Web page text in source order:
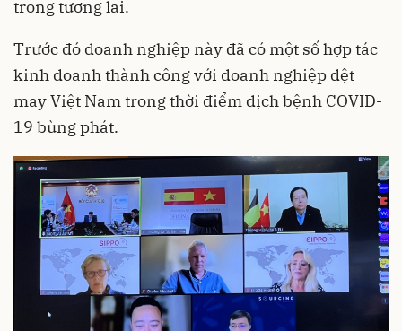
trong tương lai.
Trước đó doanh nghiệp này đã có một số hợp tác
kinh doanh thành công với doanh nghiệp dệt
may Việt Nam trong thời điểm dịch bệnh COVID-
19 bùng phát.